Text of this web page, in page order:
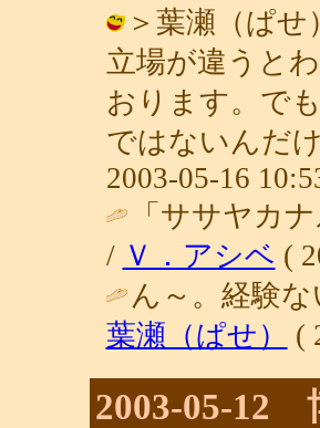
＞葉瀬（ぱ
立場が違うと
おります。で
ではないんだ
2003-05-16
「ササヤカ
/ Ｖ．アシベ (
ん～。経験
葉瀬（ぱせ）
(
2003-05-12